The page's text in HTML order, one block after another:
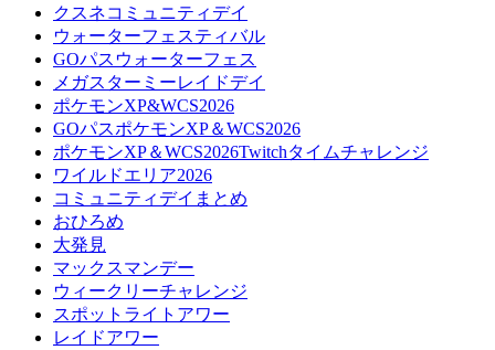
クスネコミュニティデイ
ウォーターフェスティバル
GOパスウォーターフェス
メガスターミーレイドデイ
ポケモンXP&WCS2026
GOパスポケモンXP＆WCS2026
ポケモンXP＆WCS2026Twitchタイムチャレンジ
ワイルドエリア2026
コミュニティデイまとめ
おひろめ
大発見
マックスマンデー
ウィークリーチャレンジ
スポットライトアワー
レイドアワー